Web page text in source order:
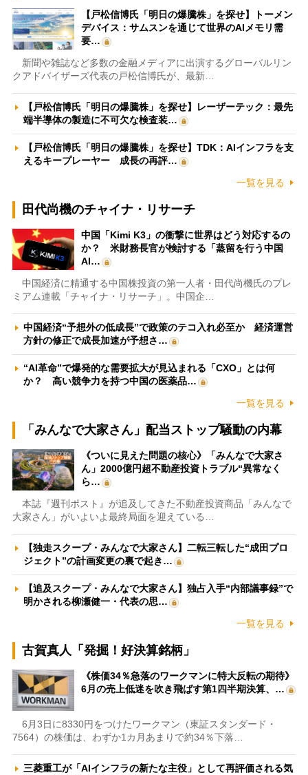
【戸松信博氏「明日の爆騰株」を探せ】トーメン
デバイス：サムスンを通じて世界のAIメモリ需
要…
新聞や雑誌など多数の金融メディアに出演するグローバルリン
クアドバイザーズ代表の戸松信博氏が、最新…
【戸松信博氏「明日の爆騰株」を探せ】レーザーテック：最先
端半導体の製造に不可欠な検査装…
【戸松信博氏「明日の爆騰株」を探せ】TDK：AIインフラを支
えるキープレーヤー 成長の再評…
一覧を見る
田代尚機のチャイナ・リサーチ
中国「Kimi K3」の衝撃に世界はどう対応するの
か？ 米財務長官が検討する「蒸留を行う中国
AI…
中国経済に精通する中国株投資の第一人者・田代尚機氏のプレ
ミアム連載「チャイナ・リサーチ」。中国企…
中国経済“予想外の低成長”で政策のテコ入れ必至か 経済運営
方針の修正で成長加速が予想さ…
“AI革命”で爆発的な需要拡大が見込まれる「CXO」とは何
か？ 高い競争力を持つ中国の医薬品…
一覧を見る
「みんなで大家さん」配当ストップ騒動の内幕
《ついに見えた問題の核心》「みんなで大家さ
ん」2000億円超不動産投資トラブル“異常なく
ら…
本誌『週刊ポスト』が追及してきた不動産投資商品「みんなで
大家さん」がいよいよ最終局面を迎えている…
【独走スクープ・みんなで大家さん】二転三転した“成田プロ
ジェクト”の計画変更の裏で起き…
【追及スクープ・みんなで大家さん】独占入手“内部議事録”で
明かされる柳瀬健一・代表の思…
一覧を見る
古賀真人「発掘！好決算銘柄」
《株価34％急落のワークマンに特大反転の期待》
6月の売上低迷を吹き飛ばす第1四半期決算、…
6月3日に8330円をつけたワークマン（東証スタンダード・
7564）の株価は、わずか1カ月あまりで約34％下落…
三菱重工が「AIインフラの新たな主役」として再評価される気